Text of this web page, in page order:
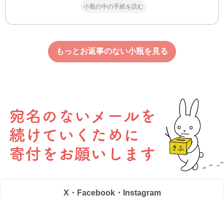
小瓶の中の手紙を読む
もっとお返事のない小瓶を見る
X・Facebook・Instagram